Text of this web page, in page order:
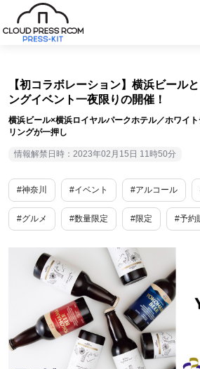
【初コラボレーション】横浜ビール
ングイベント一夜限りの開催！
横浜ビール×横浜ロイヤルパークホテル／ホワイ
リングが一押し
情報解禁日時：2023年02月15日 11時50分
#神奈川 #イベント #アルコール
#グルメ #数量限定 #限定 #予約